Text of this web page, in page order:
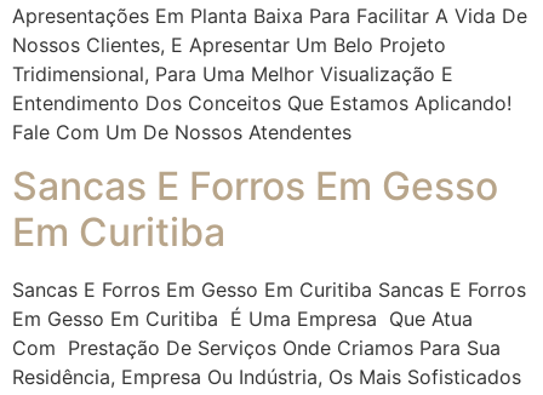
Apresentações Em Planta Baixa Para Facilitar A Vida De
Nossos Clientes, E Apresentar Um Belo Projeto
Tridimensional, Para Uma Melhor Visualização E
Entendimento Dos Conceitos Que Estamos Aplicando!
Fale Com Um De Nossos Atendentes
Sancas E Forros Em Gesso
Em Curitiba
Sancas E Forros Em Gesso Em Curitiba Sancas E Forros
Em Gesso Em Curitiba É Uma Empresa Que Atua
Com Prestação De Serviços Onde Criamos Para Sua
Residência, Empresa Ou Indústria, Os Mais Sofisticados